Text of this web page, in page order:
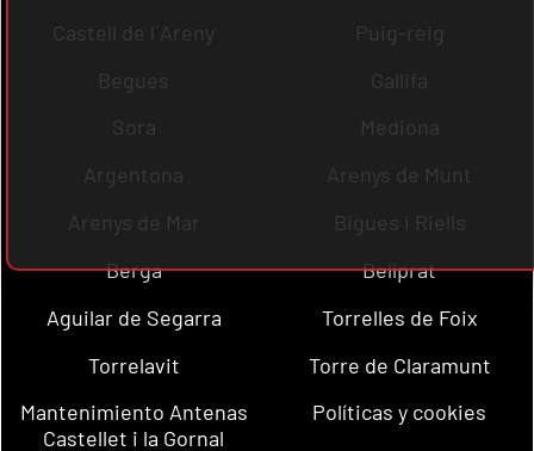
Castell de l´Areny
Puig-reig
Begues
Gallifa
Sora
Mediona
Argentona
Arenys de Munt
Arenys de Mar
Bigues i Riells
Berga
Bellprat
Aguilar de Segarra
Torrelles de Foix
Torrelavit
Torre de Claramunt
Mantenimiento Antenas
Castellet i la Gornal
Políticas y cookies